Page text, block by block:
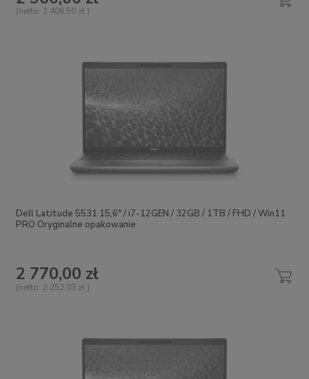
(netto: 2 406,50 zł )
Dell Latitude 5531 15,6" / i7-12GEN / 32GB / 1TB / FHD / Win11
PRO Oryginalne opakowanie
2 770,00 zł
(netto: 2 252,03 zł )